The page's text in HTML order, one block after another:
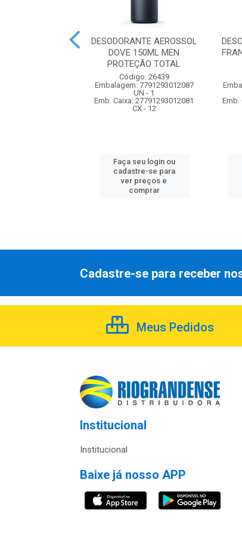
DESODORANTE AEROSSOL
DOVE 150ML MEN
PROTEÇÃO TOTAL
Código: 26439
Embalagem: 7791293012087
UN - 1
Emb. Caixa: 27791293012081
CX - 12
Faça seu login ou
cadastre-se para
ver preços e
comprar
Emb.
Cadastre-se para receber
Meus Pedidos
Institucional
Institucional
Baixe já nosso APP